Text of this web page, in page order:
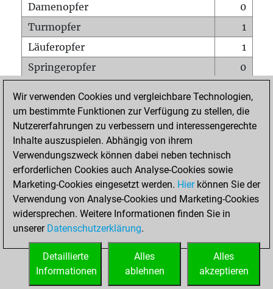
Damenopfer
0
Turmopfer
1
Läuferopfer
1
Springeropfer
0
Matt auf vollem Brett
0
Bauer setzt Matt
0
Erstickte Matts
Unterverwandlungen
Türme auf der siebten
0
STARTSEITE
Wir verwenden Cookies und vergleichbare Technologien,
um bestimmte Funktionen zur Verfügung zu stellen, die
Nutzererfahrungen zu verbessern und interessengerechte
Inhalte auszuspielen. Abhängig von ihrem
Verwendungszweck können dabei neben technisch
erforderlichen Cookies auch Analyse-Cookies sowie
Marketing-Cookies eingesetzt werden. Hierkönnen Sie der
Verwendung von Analyse-Cookies und Marketing-Cookies
widersprechen. Weitere Informationen finden Sie in
unserer Datenschutzerklärung.
Alles
akzeptieren
Alles
ablehnen
Detaillierte
Informationen